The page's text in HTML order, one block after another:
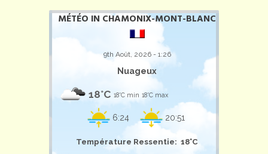
MÉTÉO IN CHAMONIX-MONT-BLANC
9th Août, 2026 - 1:26
Nuageux
18°C 18°C min 18°C max
6:24 20:51
Température Ressentie: 18°C